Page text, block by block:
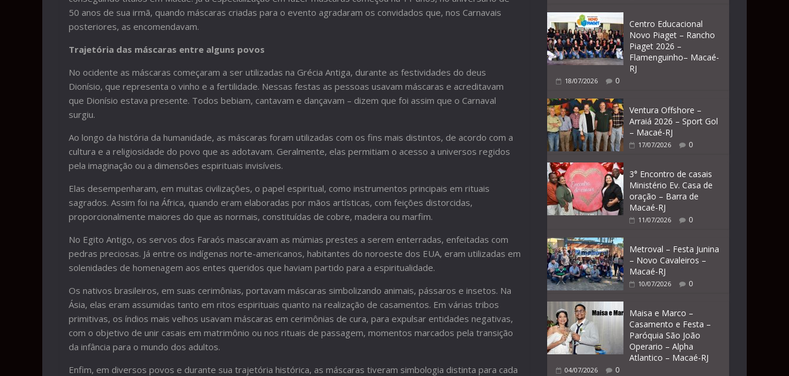
50 anos de sua irmã, quando máscaras criadas para o evento agradaram os convidados que, nos Carnavais
posteriores, as encomendavam.
Trajetória das máscaras entre alguns povos
No ocidente as máscaras começaram a ser utilizadas na Grécia Antiga, durante as festividades do deus
Dionísio, que representa o vinho e a fertilidade. Nessas festas as pessoas usavam máscaras e acreditavam
que Dionísio estava presente. Todos bebiam, cantavam e dançavam – dizem que foi assim que o Carnaval
surgiu.
Ao longo da história da humanidade, as máscaras foram utilizadas com os fins mais distintos, de acordo com a
cultura e a religiosidade do povo que as adotavam. Geralmente, elas permitiam o acesso a universos regidos
pela imaginação ou a dimensões espirituais invisíveis.
Elas desempenharam, em muitas civilizações, o papel espiritual, como instrumentos principais em rituais
sagrados. Assim foi na África, quando eram elaboradas por mãos artísticas, com feições distorcidas,
proporcionalmente maiores do que as normais, constituídas de cobre, madeira ou marfim.
No Egito Antigo, os servos dos Faraós mascaravam as múmias prestes a serem enterradas, enfeitadas com
pedras preciosas. Já entre os indígenas norte-americanos, habitantes do noroeste dos EUA, eram utilizadas em
solenidades de homenagem aos entes queridos que haviam partido para a espiritualidade.
Os nativos brasileiros, em suas cerimônias, portavam máscaras simbolizando animais, pássaros e insetos. Na
Ásia, elas eram assumidas tanto em ritos espirituais quanto na realização de casamentos. Em várias tribos
primitivas, os índios mais velhos usavam máscaras em cerimônias de cura, para expulsar entidades negativas,
com o objetivo de unir casais em matrimônio ou nos rituais de passagem, momentos marcados pela transição
da infância para o mundo dos adultos.
Enfim, em diversos povos e durante sua trajetória histórica, as máscaras tiveram simbologia distinta para cada
Centro Educacional
Novo Piaget – Rancho
Piaget 2026 –
Flamenguinho– Macaé-
RJ
18/07/2026 0
Ventura Offshore –
Arraiá 2026 – Sport Gol
– Macaé-RJ
17/07/2026 0
3° Encontro de casais
Ministério Ev. Casa de
oração – Barra de
Macaé-RJ
11/07/2026 0
Metroval – Festa Junina
– Novo Cavaleiros –
Macaé-RJ
10/07/2026 0
Maisa e Marco –
Casamento e Festa –
Paróquia São João
Operario – Alpha
Atlantico – Macaé-RJ
04/07/2026 0